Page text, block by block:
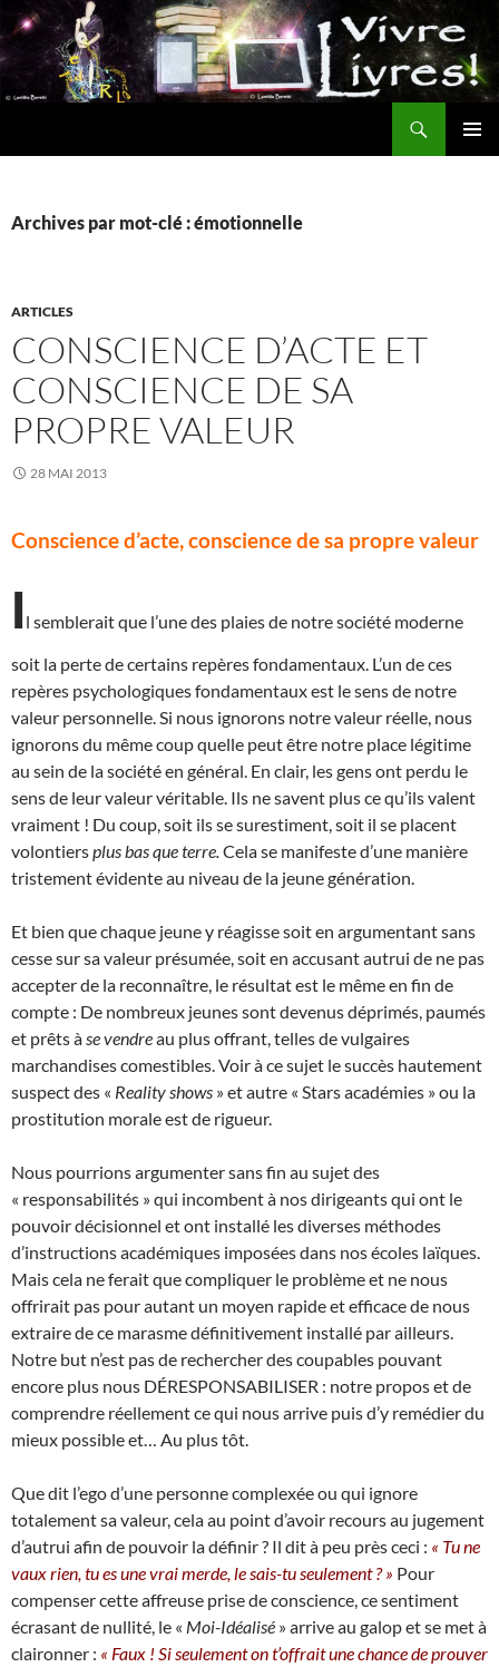
Aller
au
contenu
Archives par mot-clé : émotionnelle
ARTICLES
CONSCIENCE D’ACTE ET
CONSCIENCE DE SA
PROPRE VALEUR
28 MAI 2013
Conscience d’acte, conscience de sa propre valeur
Il semblerait que l’une des plaies de notre société moderne
soit la perte de certains repères fondamentaux. L’un de ces
repères psychologiques fondamentaux est le sens de notre
valeur personnelle. Si nous ignorons notre valeur réelle, nous
ignorons du même coup quelle peut être notre place légitime
au sein de la société en général. En clair, les gens ont perdu le
sens de leur valeur véritable. Ils ne savent plus ce qu’ils valent
vraiment ! Du coup, soit ils se surestiment, soit il se placent
volontiersplus bas que terre. Cela se manifeste d’une manière
tristement évidente au niveau de la jeune génération.
Et bien que chaque jeune y réagisse soit en argumentant sans
cesse sur sa valeur présumée, soit en accusant autrui de ne pas
accepter de la reconnaître, le résultat est le même en fin de
compte : De nombreux jeunes sont devenus déprimés, paumés
et prêts à se vendreau plus offrant, telles de vulgaires
marchandises comestibles. Voir à ce sujet le succès hautement
suspect des « Reality shows » et autre « Stars académies » ou la
prostitution morale est de rigueur.
Nous pourrions argumenter sans fin au sujet des
« responsabilités » qui incombent à nos dirigeants qui ont le
pouvoir décisionnel et ont installé les diverses méthodes
d’instructions académiques imposées dans nos écoles laïques.
Mais cela ne ferait que compliquer le problème et ne nous
offrirait pas pour autant un moyen rapide et efficace de nous
extraire de ce marasme définitivement installé par ailleurs.
Notre but n’est pas de rechercher des coupables pouvant
encore plus nous DÉRESPONSABILISER : notre propos et de
comprendre réellement ce qui nous arrive puis d’y remédier du
mieux possible et… Au plus tôt.
Que dit l’ego d’une personne complexée ou qui ignore
totalement sa valeur, cela au point d’avoir recours au jugement
d’autrui afin de pouvoir la définir ? Il dit à peu près ceci : « Tu ne
vaux rien, tu es une vrai merde, le sais-tu seulement ? » Pour
compenser cette affreuse prise de conscience, ce sentiment
écrasant de nullité, le « Moi-Idéalisé » arrive au galop et se met à
claironner : « Faux ! Si seulement on t’offrait une chance de prouver